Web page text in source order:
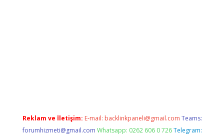
Reklam ve İletişim: E-mail: backlinkpaneli@gmail.com Teams:
forumhizmeti@gmail.com Whatsapp: 0262 606 0 726 Telegram: